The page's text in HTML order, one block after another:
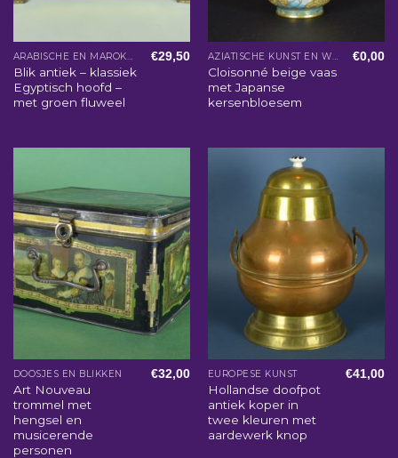
ARABISCHE EN MAROKKAANSE WOONACCESSOIRES
Blik antiek – klassiek
Egyptisch hoofd –
met groen fluweel
€29,50 AZIATISCHE KUNST EN WOONACCESSOIRES
Cloisonné beige vaas
met Japanse
kersenbloesem
€0,00
DOOSJES EN BLIKKEN
Art Nouveau
trommel met
hengsel en
musicerende
personen
€32,00 EUROPESE KUNST
Hollandse doofpot
antiek koper in
twee kleuren met
aardewerk knop
€41,00